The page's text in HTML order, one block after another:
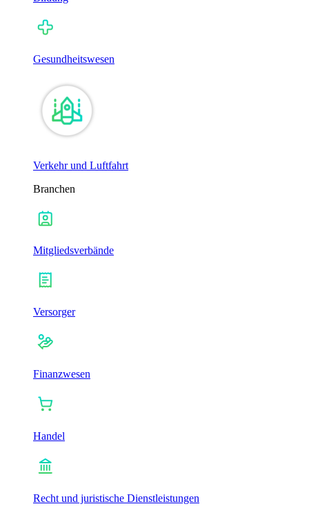
Gesundheitswesen
Verkehr und Luftfahrt
Branchen
Mitgliedsverbände
Versorger
Finanzwesen
Handel
Recht und juristische Dienstleistungen